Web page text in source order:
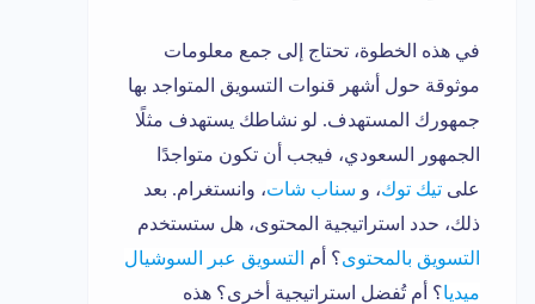
في هذه الخطوة، تحتاج إلى جمع معلومات
موثوقة حول أشهر قنوات التسويق المتواجد بها
جمهورك المستهدف. لو نشاطك يستهدف مثلًا
الجمهور السعودي، فيجب أن تكون متواجدًا
على تيك توك، و سناب شات، وانستغرام. بعد
ذلك، حدد استراتيجية المحتوى، هل ستستخدم
التسويق بالمحتوى؟ أم لتسويق عبر السوشيال
ميديا؟ أم تُفضل استراتيجية أخرى؟ هذه